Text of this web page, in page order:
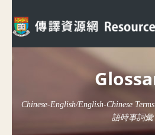
Chinese-English/English-Chinese
語時事詞彙